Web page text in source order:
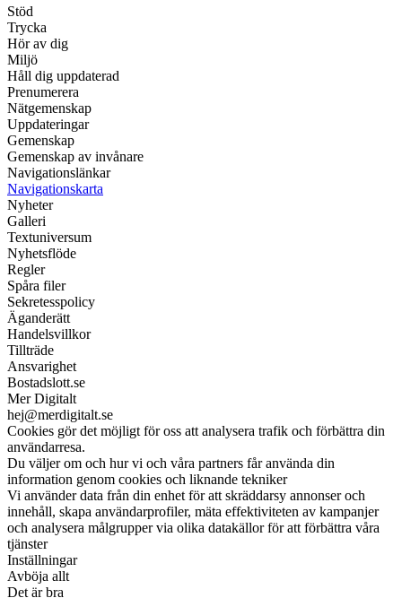
Stöd
Trycka
Hör av dig
Miljö
Håll dig uppdaterad
Prenumerera
Nätgemenskap
Uppdateringar
Gemenskap
Gemenskap av invånare
Navigationslänkar
Navigationskarta
Nyheter
Galleri
Textuniversum
Nyhetsflöde
Regler
Spåra filer
Sekretesspolicy
Äganderätt
Handelsvillkor
Tillträde
Ansvarighet
Bostadslott.se
Mer Digitalt
hej@merdigitalt.se
Cookies gör det möjligt för oss att analysera trafik och förbättra din
användarresa.
Du väljer om och hur vi och våra partners får använda din
information genom cookies och liknande tekniker
Vi använder data från din enhet för att skräddarsy annonser och
innehåll, skapa användarprofiler, mäta effektiviteten av kampanjer
och analysera målgrupper via olika datakällor för att förbättra våra
tjänster
Inställningar
Avböja allt
Det är bra